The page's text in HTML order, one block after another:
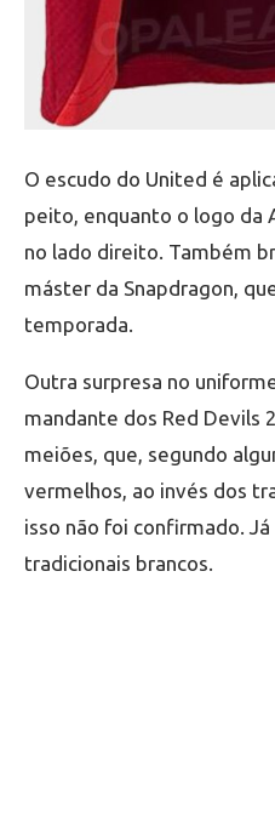
O escudo do United é
peito, enquanto o logo da
no lado direito. Também
máster da Snapdragon,
temporada.
Outra surpresa no
mandante dos Red Devils
meiões, que, segundo
vermelhos, ao invés dos
isso não foi confirmado.
tradicionais brancos.